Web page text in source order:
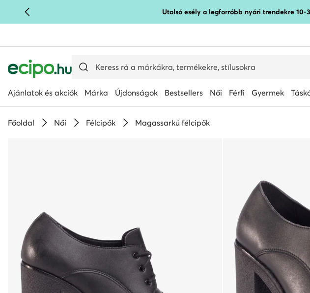
UGRÁS A FŐ TARTALOMRA Utolsó esély a legforróbb nyári trendekre 10-
Ajánlatok és akciók Márka Újdonságok Bestsellers Női Férfi Gyermek
Főoldal Női Félcipők Magassarkú félcipők